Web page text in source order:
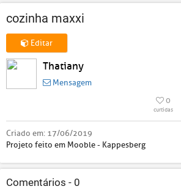
cozinha maxxi
Editar
Thatiany
Mensagem
0
curtidas
Criado em: 17/06/2019
Projeto feito em Mooble - Kappesberg
Comentários - 0